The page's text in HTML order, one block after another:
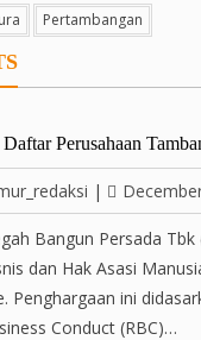
Pertambangan
Perusahaan
|
Bangun Persada
dan Hak Asasi
Penghargaan ini
Conduct (RBC)…